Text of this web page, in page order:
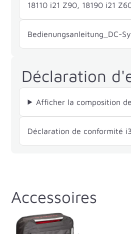
18110 i21 Z90, 18190 i21
Bedienungsanleitung_DC-
Déclaration
Afficher la composition
Déclaration de conformité
Accessoires